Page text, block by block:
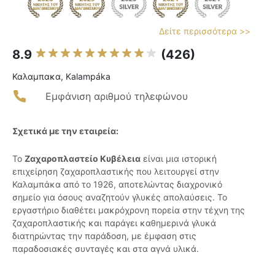
Δείτε περισσότερα >>
8.9 (426)
Καλαμπακα, Kalampáka
Εμφάνιση αριθμού τηλεφώνου
Σχετικά με την εταιρεία:
Το Ζαχαροπλαστείο Κυβέλεια είναι μια ιστορική
επιχείρηση ζαχαροπλαστικής που λειτουργεί στην
Καλαμπάκα από το 1926, αποτελώντας διαχρονικό
σημείο για όσους αναζητούν γλυκές απολαύσεις. Το
εργαστήριο διαθέτει μακρόχρονη πορεία στην τέχνη της
ζαχαροπλαστικής και παράγει καθημερινά γλυκά
διατηρώντας την παράδοση, με έμφαση στις
παραδοσιακές συνταγές και στα αγνά υλικά.